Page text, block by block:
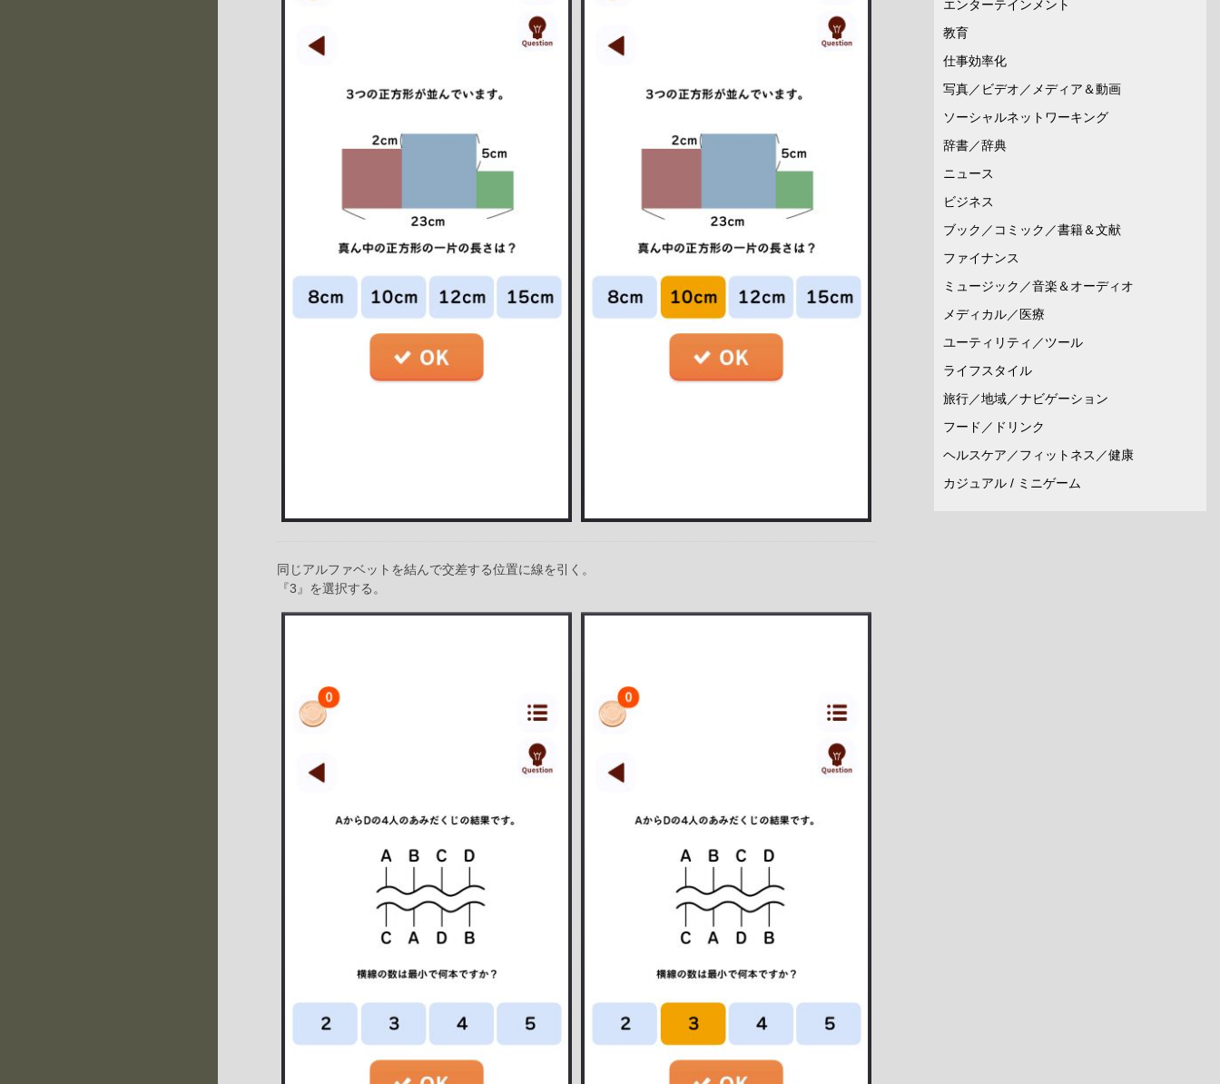
同じアルファベットを結んで交差する位置に線を引く。
『3』を選択する。
エンターテインメント
教育
仕事効率化
写真／ビデオ／メディア＆動画
ソーシャルネットワーキング
辞書／辞典
ニュース
ビジネス
ブック／コミック／書籍＆文献
ファイナンス
ミュージック／音楽＆オーディオ
メディカル／医療
ユーティリティ／ツール
ライフスタイル
旅行／地域／ナビゲーション
フード／ドリンク
ヘルスケア／フィットネス／健康
カジュアル / ミニゲーム